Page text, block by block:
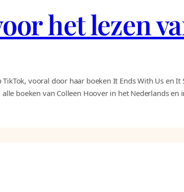
het lezen
vooral door haar boeken It Ends With Us en
boeken van Colleen Hoover in het Nederlands en